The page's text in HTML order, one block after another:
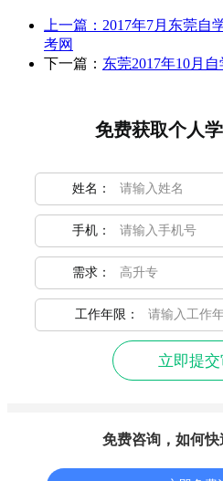
上一篇： 2017年7月东莞自
考网
下一篇： 东莞2017年10月
免费获取个人
姓名：
手机：
需求：
工作年限：
立即提
免费咨询，如何快